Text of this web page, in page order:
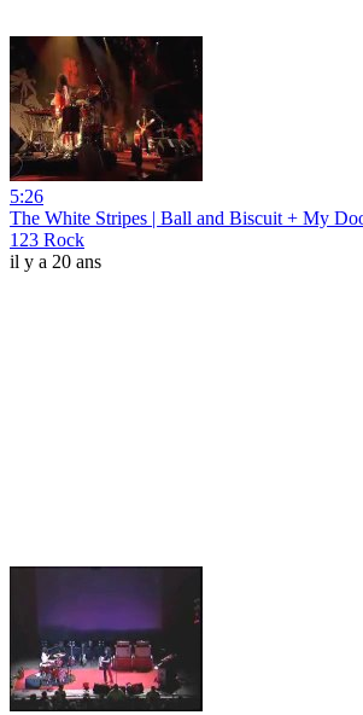
5:26
The White Stripes | Ball and Biscuit + My
123 Rock
il y a 20 ans